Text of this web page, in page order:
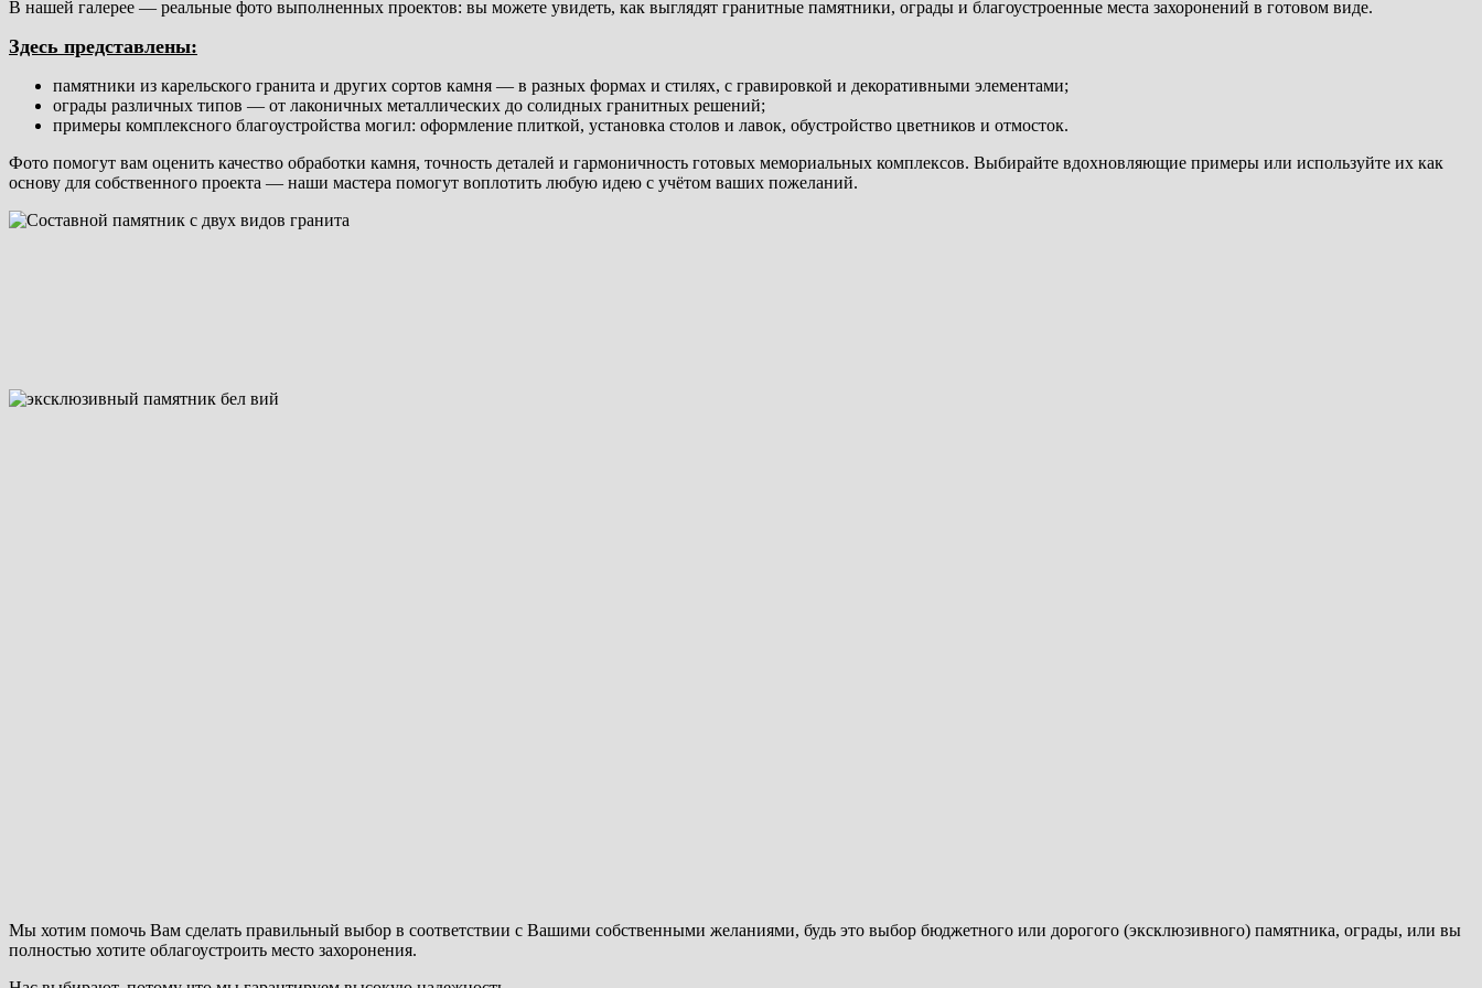
В нашей галерее — реальные фото выполненных проектов: вы можете увидеть, как выглядят гранитные памятники, ограды и благоустроенные места захоронений в готовом виде.
Здесь представлены:
памятники из карельского гранита и других сортов камня — в разных формах и стилях, с гравировкой и декоративными элементами;
ограды различных типов — от лаконичных металлических до солидных гранитных решений;
примеры комплексного благоустройства могил: оформление плиткой, установка столов и лавок, обустройство цветников и отмосток.
Фото помогут вам оценить качество обработки камня, точность деталей и гармоничность готовых мемориальных комплексов. Выбирайте вдохновляющие примеры или используйте их как
основу для собственного проекта — наши мастера помогут воплотить любую идею с учётом ваших пожеланий.
Мы хотим помочь Вам сделать правильный выбор в соответствии с Вашими собственными желаниями, будь это выбор бюджетного или дорогого (эксклюзивного) памятника, ограды, или вы
полностью хотите облагоустроить место захоронения.